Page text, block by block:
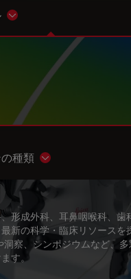
Show subnavigation
種類 Show subnavigation
形成外科、耳鼻咽喉科、歯
新の科学・臨床リソースを
洞察、シンポジウムなど、
す。